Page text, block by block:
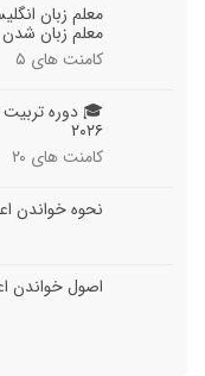
معلم زبان
معلم زبان شدن
کامنت های ۵
🎓 دوره
۲۰۲۶
کامنت های ۲۰
نحوه خواندن
اصول خواندن